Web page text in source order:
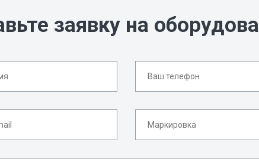
заявку на